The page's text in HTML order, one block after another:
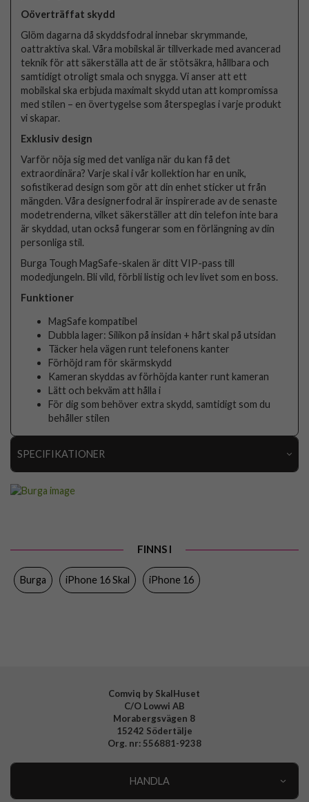
Oöverträffat skydd
Glöm dagarna då skyddsfodral innebar skrymmande,
oattraktiva skal. Våra mobilskal är tillverkade med avancerad
teknik för att säkerställa att de är stötsäkra, hållbara och
samtidigt otroligt smala och snygga. Vi anser att ett
mobilskal ska erbjuda maximalt skydd utan att kompromissa
med stilen – en övertygelse som återspeglas i varje produkt
vi skapar.
Exklusiv design
Varför nöja sig med det vanliga när du kan få det
extraordinära? Varje skal i vår kollektion har en unik,
sofistikerad design som gör att din enhet sticker ut från
mängden. Våra designerfodral är inspirerade av de senaste
modetrenderna, vilket säkerställer att din telefon inte bara
är skyddad, utan också fungerar som en förlängning av din
personliga stil.
Burga Tough MagSafe-skalen är ditt VIP-pass till
modedjungeln. Bli vild, förbli listig och lev livet som en boss.
Funktioner
MagSafe kompatibel
Dubbla lager: Silikon på insidan + hårt skal på utsidan
Täcker hela vägen runt telefonens kanter
Förhöjd ram för skärmskydd
Kameran skyddas av förhöjda kanter runt kameran
Lätt och bekväm att hålla i
För dig som behöver extra skydd, samtidigt som du
behåller stilen
SPECIFIKATIONER
Färg
FINNS I
Burga iPhone 16 Skal iPhone 16
Comviq by SkalHuset
C/O Lowwi AB
Morabergsvägen 8
15242 Södertälje
Org. nr: 556881-9238
HANDLA